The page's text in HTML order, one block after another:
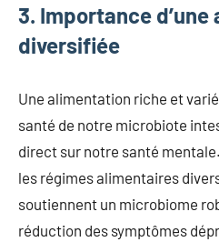
3. Importance
diversifiée
Une alimentation riche et
santé de notre microbiote
direct sur notre santé
les régimes alimentaires
soutiennent un microbiome
réduction des symptômes